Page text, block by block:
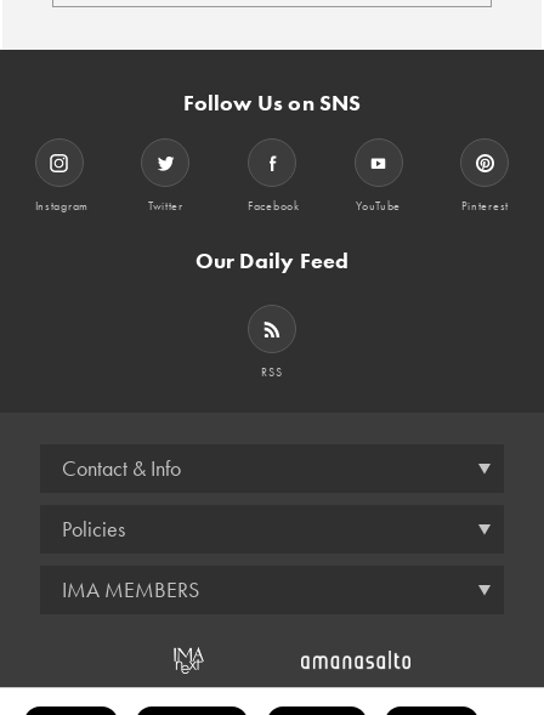
Follow Us on SNS
Instagram Twitter Facebook YouTube Pinterest
Our Daily Feed
RSS
Contact & Info
Policies
IMA MEMBERS